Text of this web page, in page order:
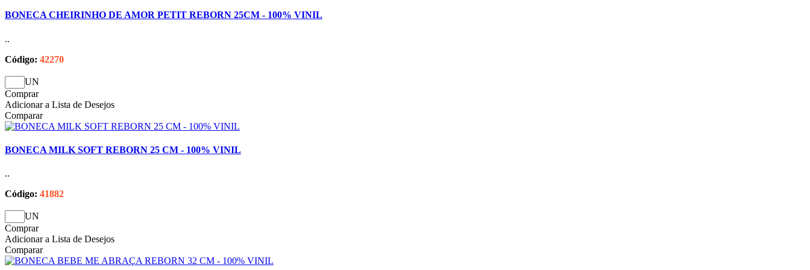
BONECA CHEIRINHO DE AMOR PETIT REBORN 25CM - 100% VINIL
..
Código: 42270
UN
Comprar
Adicionar a Lista de Desejos
Comparar
BONECA MILK SOFT REBORN 25 CM - 100% VINIL
..
Código: 41882
UN
Comprar
Adicionar a Lista de Desejos
Comparar